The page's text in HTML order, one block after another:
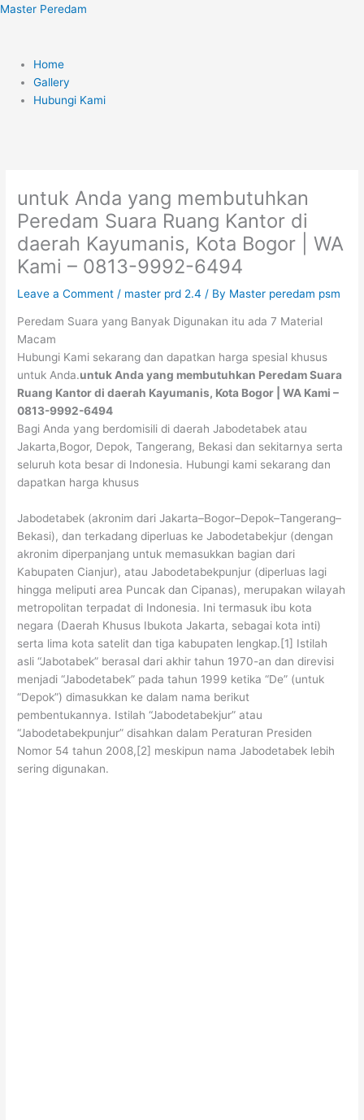
Skip
Master Peredam
Menu
Home
Gallery
Hubungi Kami
untuk Anda yang membutuhkan
Peredam Suara Ruang Kantor di
daerah Kayumanis, Kota Bogor | WA
Kami – 0813-9992-6494
Leave a Comment / master prd 2.4 / By Master peredam psm
Peredam Suara yang Banyak Digunakan itu ada 7 Material
Macam
Hubungi Kami sekarang dan dapatkan harga spesial khusus
untuk Anda.untuk Anda yang membutuhkan Peredam Suara
Ruang Kantor di daerah Kayumanis, Kota Bogor | WA Kami –
0813-9992-6494
Bagi Anda yang berdomisili di daerah Jabodetabek atau
Jakarta,Bogor, Depok, Tangerang, Bekasi dan sekitarnya serta
seluruh kota besar di Indonesia. Hubungi kami sekarang dan
dapatkan harga khusus
Jabodetabek (akronim dari Jakarta–Bogor–Depok–Tangerang–
Bekasi), dan terkadang diperluas ke Jabodetabekjur (dengan
akronim diperpanjang untuk memasukkan bagian dari
Kabupaten Cianjur), atau Jabodetabekpunjur (diperluas lagi
hingga meliputi area Puncak dan Cipanas), merupakan wilayah
metropolitan terpadat di Indonesia. Ini termasuk ibu kota
negara (Daerah Khusus Ibukota Jakarta, sebagai kota inti)
serta lima kota satelit dan tiga kabupaten lengkap.[1] Istilah
asli “Jabotabek” berasal dari akhir tahun 1970-an dan direvisi
menjadi “Jabodetabek” pada tahun 1999 ketika “De” (untuk
“Depok”) dimasukkan ke dalam nama berikut
pembentukannya. Istilah “Jabodetabekjur” atau
“Jabodetabekpunjur” disahkan dalam Peraturan Presiden
Nomor 54 tahun 2008,[2] meskipun nama Jabodetabek lebih
sering digunakan.